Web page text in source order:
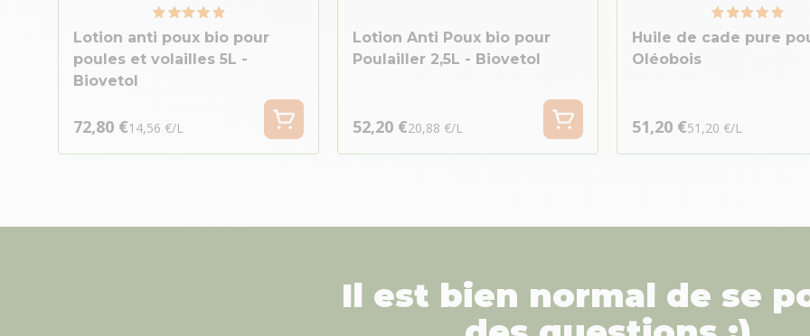
Lotion anti poux bio pour
poules et volailles 5L -
Biovetol
72,80 €14,56 €/L
Lotion Anti Poux bio pour
Poulailler 2,5L - Biovetol
52,20 €20,88 €/L
Huile de cade pure
Oléobois
51,20 €51,20 €/L
Il est bien normal de se